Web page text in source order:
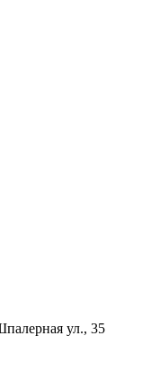
ул., 35